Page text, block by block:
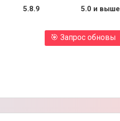
5.8.9 5.0 и выше
🎯 Запрос обновы